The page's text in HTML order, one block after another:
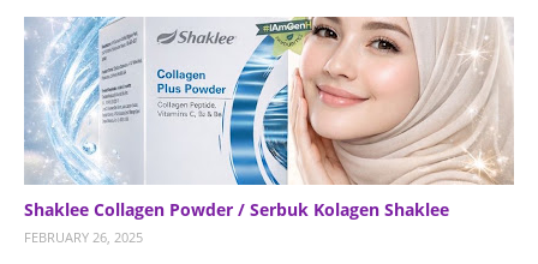
Shaklee Collagen Powder / Serbuk Kolagen Shaklee
FEBRUARY 26, 2025